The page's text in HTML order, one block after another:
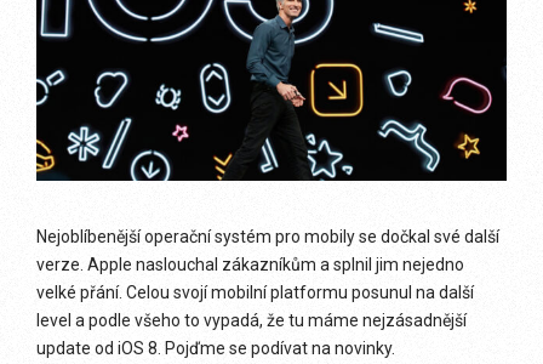
Nejoblíbenější operační systém pro mobily se dočkal své další
verze. Apple naslouchal zákazníkům a splnil jim nejedno
velké přání. Celou svojí mobilní platformu posunul na další
level a podle všeho to vypadá, že tu máme nejzásadnější
update od iOS 8. Pojďme se podívat na novinky.